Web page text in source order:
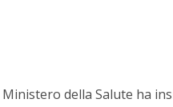
della Salute ha